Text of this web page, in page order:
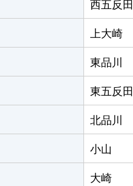
西五反田
上大崎
東品川
東五反田
北品川
小山
大崎